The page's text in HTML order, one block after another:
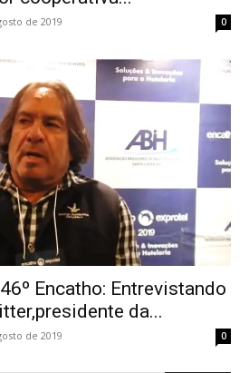
de 2019 0
Encatho: Entrevistando
da...
de 2019 0